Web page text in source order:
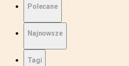
Polecane
Najnowsze
Tagi